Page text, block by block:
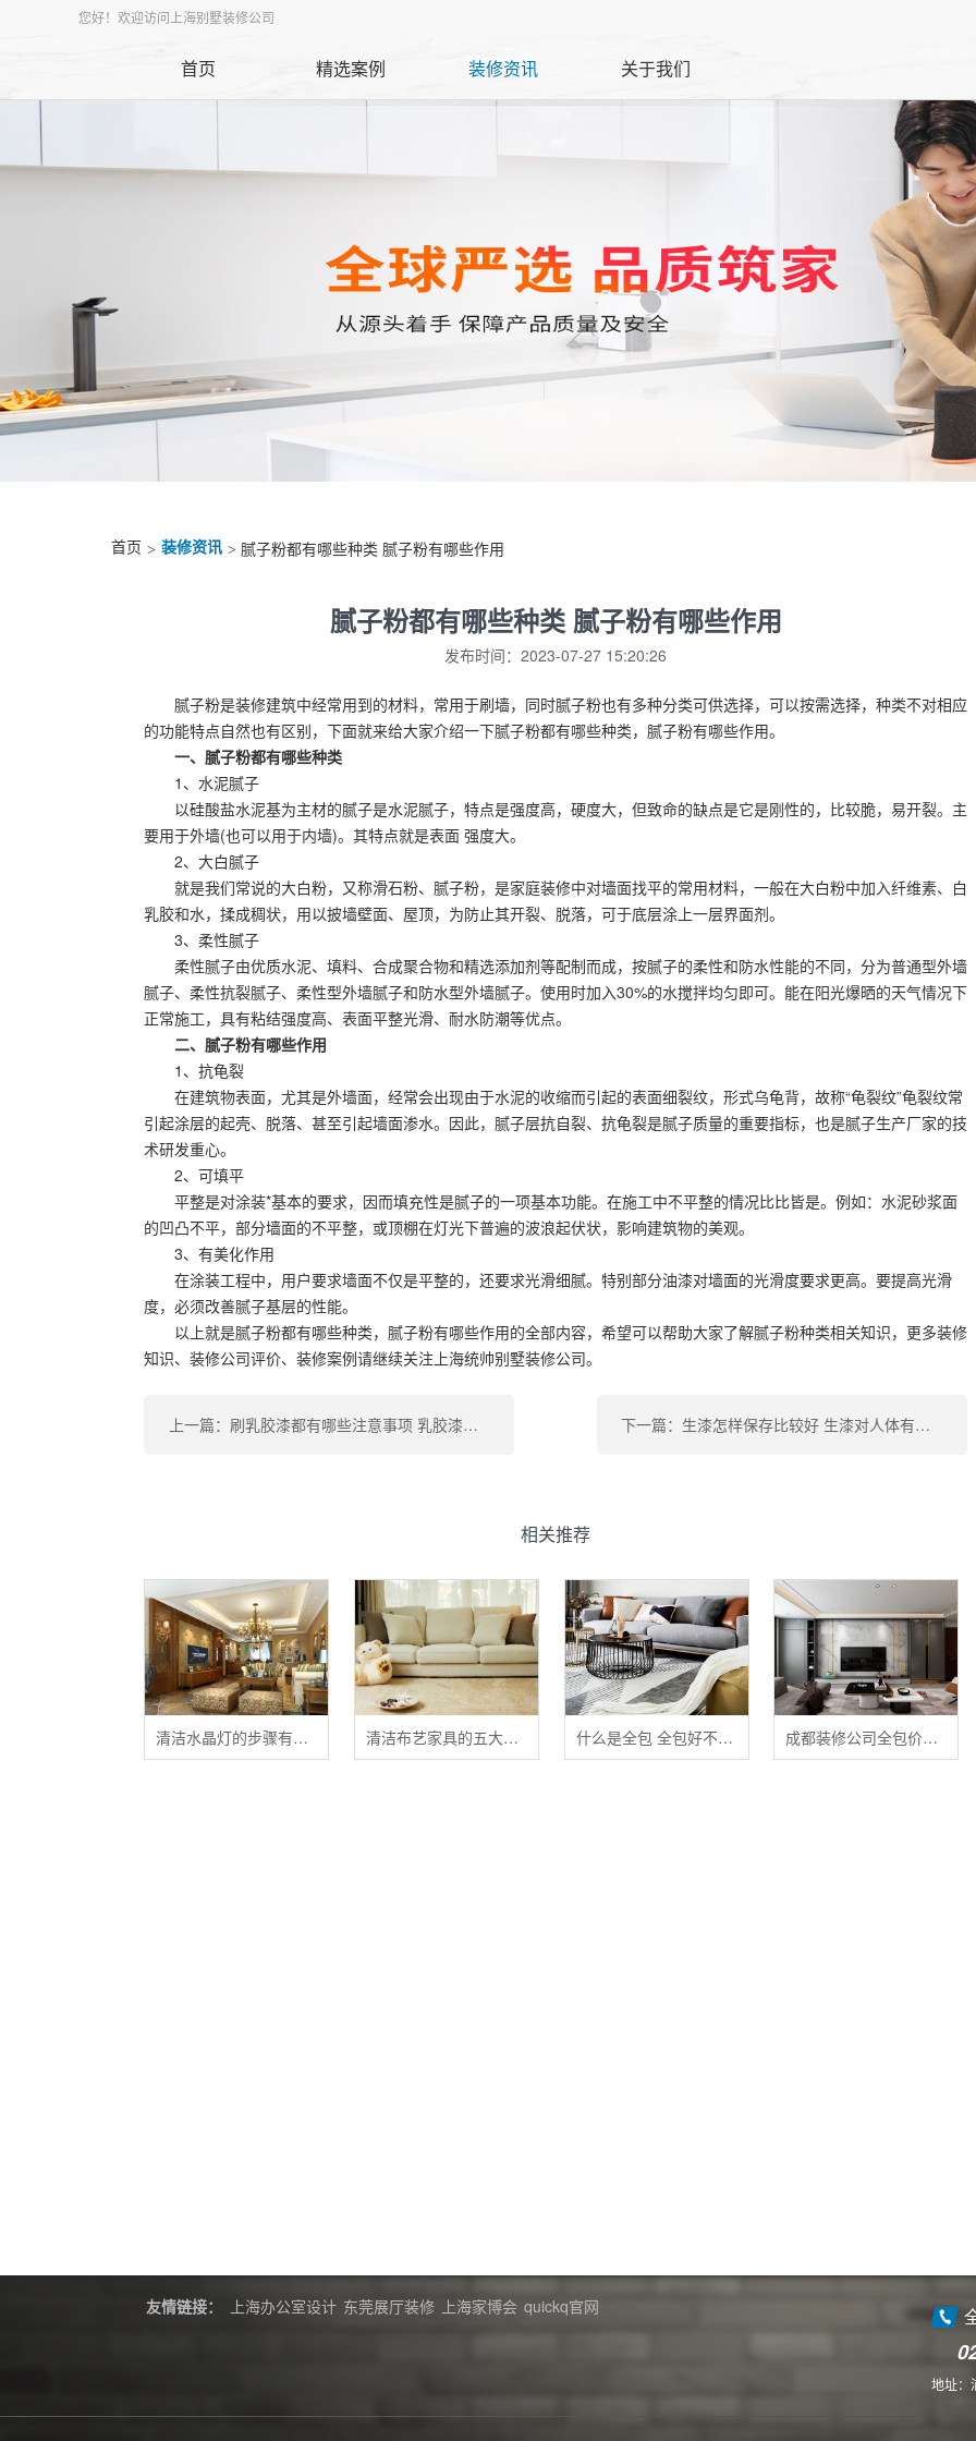
您好！欢迎访问上海别墅装修公司
首页 精选案例 装修资讯 关于我们
首页 > 装修资讯 > 腻子粉都有哪些种类 腻子粉有哪些作用
腻子粉都有哪些种类 腻子粉有哪些作用
发布时间：2023-07-27 15:20:26
腻子粉是装修建筑中经常用到的材料，常用于刷墙，同时腻子粉也有多种分类可供选择，可以按需选择，种类不对相应
的功能特点自然也有区别，下面就来给大家介绍一下腻子粉都有哪些种类，腻子粉有哪些作用。
一、腻子粉都有哪些种类
1、水泥腻子
以硅酸盐水泥基为主材的腻子是水泥腻子，特点是强度高，硬度大，但致命的缺点是它是刚性的，比较脆，易开裂。主
要用于外墙(也可以用于内墙)。其特点就是表面 强度大。
2、大白腻子
就是我们常说的大白粉，又称滑石粉、腻子粉，是家庭装修中对墙面找平的常用材料，一般在大白粉中加入纤维素、白
乳胶和水，揉成稠状，用以披墙壁面、屋顶，为防止其开裂、脱落，可于底层涂上一层界面剂。
3、柔性腻子
柔性腻子由优质水泥、填料、合成聚合物和精选添加剂等配制而成，按腻子的柔性和防水性能的不同，分为普通型外墙
腻子、柔性抗裂腻子、柔性型外墙腻子和防水型外墙腻子。使用时加入30%的水搅拌均匀即可。能在阳光爆晒的天气情况下
正常施工，具有粘结强度高、表面平整光滑、耐水防潮等优点。
二、腻子粉有哪些作用
1、抗龟裂
在建筑物表面，尤其是外墙面，经常会出现由于水泥的收缩而引起的表面细裂纹，形式乌龟背，故称“龟裂纹”龟裂纹常
引起涂层的起壳、脱落、甚至引起墙面渗水。因此，腻子层抗自裂、抗龟裂是腻子质量的重要指标，也是腻子生产厂家的技
术研发重心。
2、可填平
平整是对涂装*基本的要求，因而填充性是腻子的一项基本功能。在施工中不平整的情况比比皆是。例如：水泥砂浆面
的凹凸不平，部分墙面的不平整，或顶棚在灯光下普遍的波浪起伏状，影响建筑物的美观。
3、有美化作用
在涂装工程中，用户要求墙面不仅是平整的，还要求光滑细腻。特别部分油漆对墙面的光滑度要求更高。要提高光滑
度，必须改善腻子基层的性能。
以上就是腻子粉都有哪些种类，腻子粉有哪些作用的全部内容，希望可以帮助大家了解腻子粉种类相关知识，更多装修
知识、装修公司评价、装修案例请继续关注上海统帅别墅装修公司。
上一篇：刷乳胶漆都有哪些注意事项 乳胶漆使用时需要兑水刷吗 下一篇：生漆怎样保存比较好 生漆对人体有害吗
相关推荐
清洁水晶灯的步骤有哪些？ 清洁布艺家具的五大禁忌 什么是全包 全包好不好 全包装修注意事项有哪些 成都装修公司全包价格 成都全包装修多少钱一平
友情链接： 上海办公室设计 东莞展厅装修 上海家博会 quickq官网
地址：